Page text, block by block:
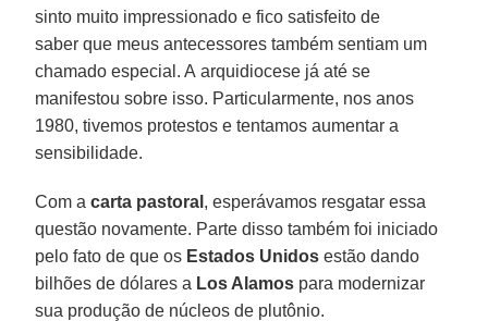
sinto muito impressionado e fico satisfeito de
saber que meus antecessores também sentiam um
chamado especial. A arquidiocese já até se
manifestou sobre isso. Particularmente, nos anos
1980, tivemos protestos e tentamos aumentar a
sensibilidade.
Com acarta pastoral , esperávamos resgatar essa
questão novamente. Parte disso também foi iniciado
pelo fato de que os Estados Unidos estão dando
bilhões de dólares a Los Alamos para modernizar
sua produção de núcleos de plutônio.